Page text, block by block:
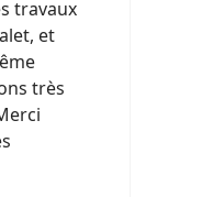
travaux
et
très